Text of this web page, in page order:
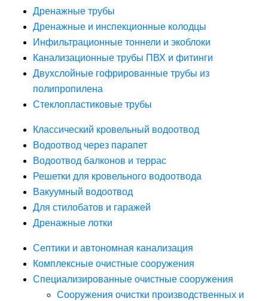
Дренажные трубы
Дренажные и инспекционные колодцы
Инфильтрационные тоннели и экоблоки
Канализационные трубы ПВХ и фитинги
Двухслойные гофрированные трубы из
полипропилена
Стеклопластиковые трубы
Классический кровельный водоотвод
Водоотвод через парапет
Водоотвод балконов и террас
Решетки для кровельного водоотвода
Вакуумный водоотвод
Для стилобатов и гаражей
Дренажные лотки
Септики и автономная канализация
Комплексные очистные сооружения
Специализированные очистные сооружения
Сооружения очистки производственных и